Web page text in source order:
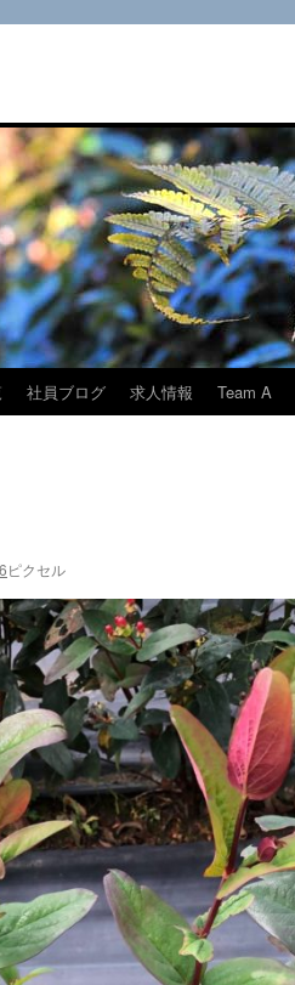
社員ブログ 求人情報 Team A
ピクセル